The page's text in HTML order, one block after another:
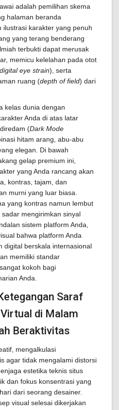
adalah pemilihan skema
halaman beranda
ilustrasi karakter yang penuh
yang terang benderang
terbukti dapat merusak
memicu kelelahan pada otot
digital eye strain), serta
ruang (depth of field) dari
kelas dunia dengan
Anda di atas latar
(Dark Mode
hitam arang, abu-abu
elegan. Di bawah
gelap premium ini,
yang Anda rancang akan
kontras, tajam, dan
murni yang luar biasa.
yang kontras namun lembut
mengirimkan sinyal
sistem platform Anda,
bahwa platform Anda
digital berskala internasional
memiliki standar
kokoh bagi
Anda.
Saraf
di Malam
Beraktivitas
mengalkulasi
agar tidak mengalami distorsi
estetika teknis situs
dan fokus konsentrasi yang
dari seorang desainer.
visual selesai dikerjakan